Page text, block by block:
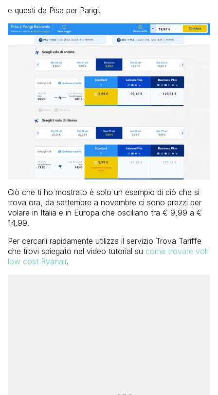
e questi da Pisa per Parigi.
Ciò che ti ho mostrato è solo un esempio di ciò che si
trova ora, da settembre a novembre ci sono prezzi per
volare in Italia e in Europa che oscillano tra € 9,99 a €
14,99.
Per cercarli rapidamente utilizza il servizio Trova Tariffe
che trovi spiegato nel video tutorial su come trovare voli
low cost Ryanair.